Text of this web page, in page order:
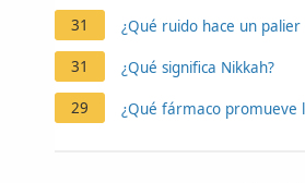
31
¿Qué ruido hace un
31 ¿Qué significa Nikkah?
29 ¿Qué fármaco promueve